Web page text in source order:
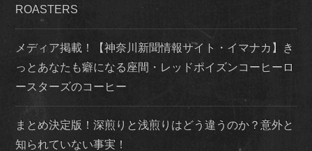
ROASTERS
メディア掲載！【神奈川新聞情報サイト・イマナカ】き
っとあなたも癖になる座間・レッドポイズンコーヒーロ
ースターズのコーヒー
まとめ決定版！深煎りと浅煎りはどう違うのか？意外と
知られていない事実！